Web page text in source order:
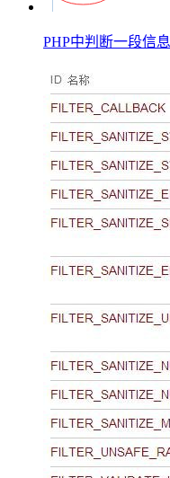
PHP中判断一段信